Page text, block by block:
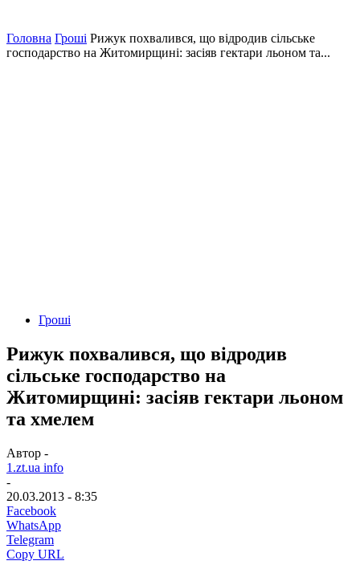
Головна Гроші Рижук похвалився, що відродив сільське
господарство на Житомирщині: засіяв гектари льоном та...
Гроші
Рижук похвалився, що відродив
сільське господарство на
Житомирщині: засіяв гектари льоном
та хмелем
Автор -
1.zt.ua info
-
20.03.2013 - 8:35
Facebook
WhatsApp
Telegram
Copy URL